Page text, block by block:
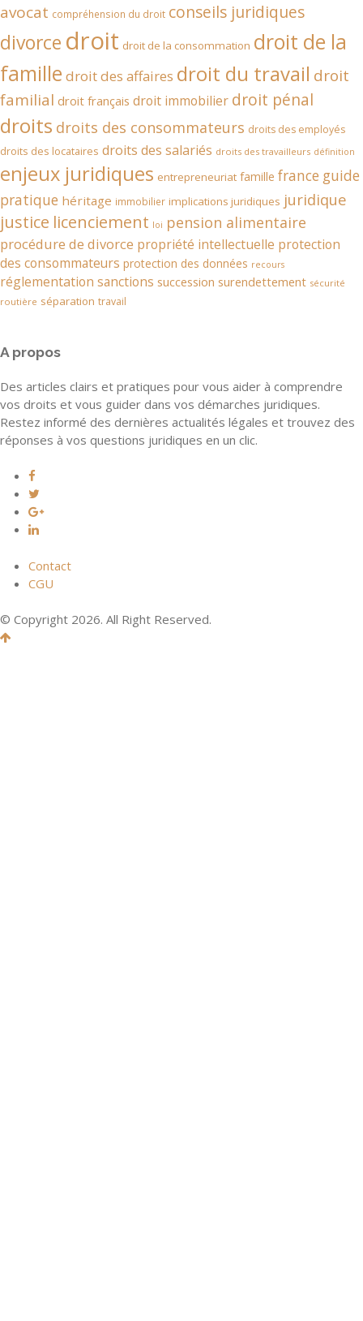
avocat compréhension du droit conseils juridiques
divorce droit droit de la consommation droit de la
famille droit des affaires droit du travail droit
familial droit français droit immobilier droit pénal
droits droits des consommateurs droits des employés
droits des locataires droits des salariés droits des travailleurs définition
enjeux juridiques entrepreneuriat famille france guide
pratique héritage immobilier implications juridiques juridique
justice licenciement loi pension alimentaire
procédure de divorce propriété intellectuelle protection
des consommateurs protection des données recours
réglementation sanctions succession surendettement sécurité
routière séparation travail
A propos
Des articles clairs et pratiques pour vous aider à comprendre
vos droits et vous guider dans vos démarches juridiques.
Restez informé des dernières actualités légales et trouvez des
réponses à vos questions juridiques en un clic.
Contact
CGU
© Copyright 2026. All Right Reserved.